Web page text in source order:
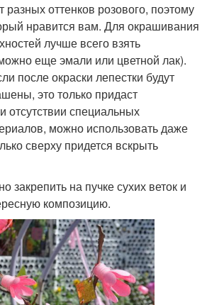
оттенков розового, поэтому
нравится вам. Для окрашивания
лучше всего взять
еще эмали или цветной лак).
после окраски лепестки будут
это только придаст
отсутствии специальных
можно использовать даже
сверху придется вскрыть
закрепить на пучке сухих веток и
композицию.